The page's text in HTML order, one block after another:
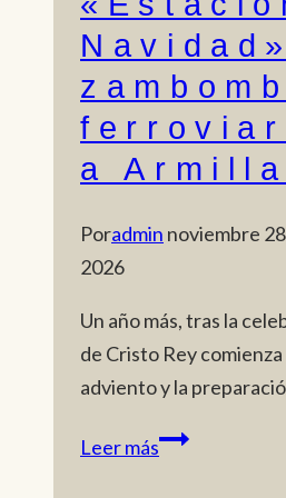
a Armilla
Poradmin noviembre
2026
Un año más, tras la
de Cristo Rey
adviento y la
Leer más«Estación